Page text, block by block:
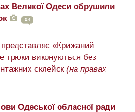
Великої Одеси обрушили
24
«Крижаний
трюки виконуються без
склейок (на правах
Одеської обласної ради